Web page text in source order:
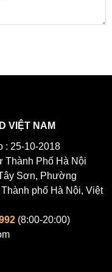
VIỆT NAM
: 25-10-2018
Thành Phố Hà Nội
Sơn, Phường
phố Hà Nội, Việt
(8:00-20:00)